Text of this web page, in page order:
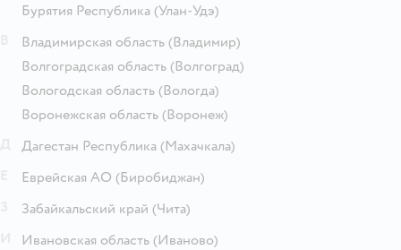
Бурятия Республика (Улан-Удэ)
Владимирская область (Владимир)
Волгоградская область (Волгоград)
Вологодская область (Вологда)
Воронежская область (Воронеж)
Дагестан Республика (Махачкала)
Еврейская АО (Биробиджан)
Забайкальский край (Чита)
Ивановская область (Иваново)